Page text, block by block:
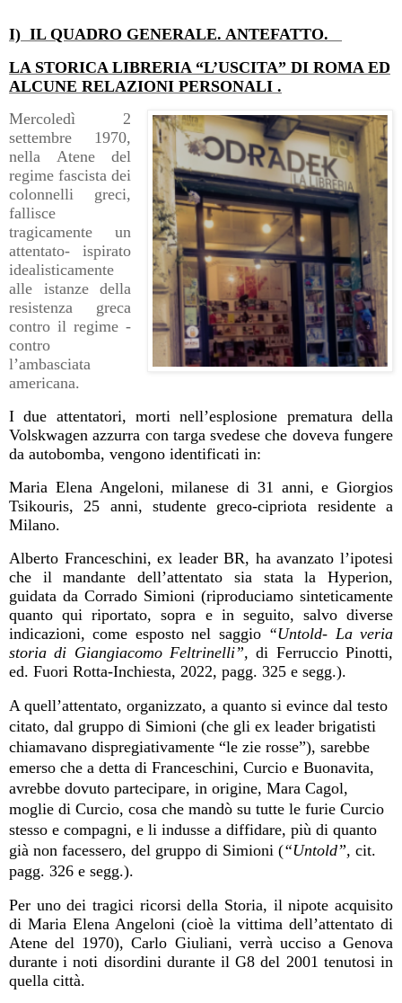
I) IL QUADRO GENERALE. ANTEFATTO.
LA STORICA LIBRERIA “L’USCITA” DI ROMA ED
ALCUNE RELAZIONI PERSONALI .
Mercoledì 2
settembre 1970,
nella Atene del
regime fascista dei
colonnelli greci,
fallisce
tragicamente un
attentato- ispirato
idealisticamente
alle istanze della
resistenza greca
contro il regime -
contro
l’ambasciata
americana.
I due attentatori, morti nell’esplosione prematura della
Volskwagen azzurra con targa svedese che doveva fungere
da autobomba, vengono identificati in:
Maria Elena Angeloni, milanese di 31 anni, e Giorgios
Tsikouris, 25 anni, studente greco-cipriota residente a
Milano.
Alberto Franceschini, ex leader BR, ha avanzato l’ipotesi
che il mandante dell’attentato sia stata la Hyperion,
guidata da Corrado Simioni (riproduciamo sinteticamente
quanto qui riportato, sopra e in seguito, salvo diverse
indicazioni, come esposto nel saggio “Untold- La veria
storia di Giangiacomo Feltrinelli”, di Ferruccio Pinotti,
ed. Fuori Rotta-Inchiesta, 2022, pagg. 325 e segg.).
A quell’attentato, organizzato, a quanto si evince dal testo
citato, dal gruppo di Simioni (che gli ex leader brigatisti
chiamavano dispregiativamente “le zie rosse”), sarebbe
emerso che a detta di Franceschini, Curcio e Buonavita,
avrebbe dovuto partecipare, in origine, Mara Cagol,
moglie di Curcio, cosa che mandò su tutte le furie Curcio
stesso e compagni, e li indusse a diffidare, più di quanto
già non facessero, del gruppo di Simioni (“Untold”, cit.
pagg. 326 e segg.).
Per uno dei tragici ricorsi della Storia, il nipote acquisito
di Maria Elena Angeloni (cioè la vittima dell’attentato di
Atene del 1970), Carlo Giuliani, verrà ucciso a Genova
durante i noti disordini durante il G8 del 2001 tenutosi in
quella città.